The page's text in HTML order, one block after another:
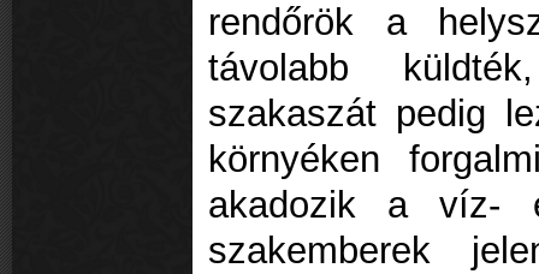
rendőrök a
távolabb
szakaszát pedig
környéken
akadozik a víz-
szakemberek